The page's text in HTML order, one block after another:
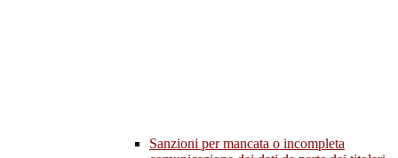
Sanzioni per mancata o incompleta